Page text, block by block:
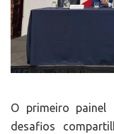
O primeiro painel
desafios